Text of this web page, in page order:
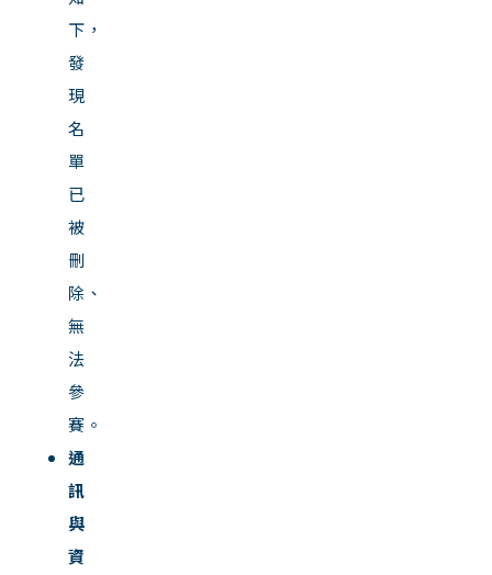
下，
發
現
名
單
已
被
刪
除、
無
法
參
賽。
通
訊
與
資